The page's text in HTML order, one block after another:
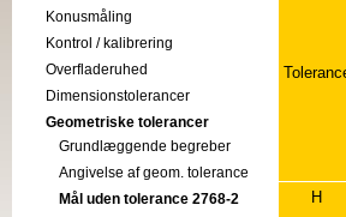
Konusmåling
Kontrol / kalibrering
Overfladeruhed
Dimensionstolerancer
Geometriske tolerancer
Grundlæggende begreber
Angivelse af geom. tolerance
Mål uden tolerance 2768-2
H